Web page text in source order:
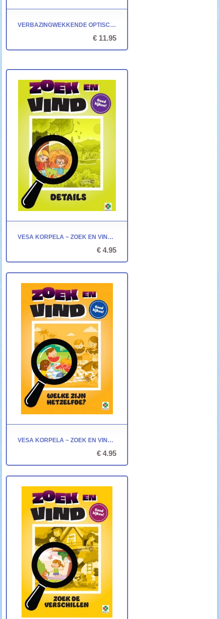
VERBAZINGWEKKENDE OPTISCHE ILLUSIES - DELTAS
€ 11.95
VESA KORPELA ~ ZOEK EN VIND: DETAILS
€ 4.95
VESA KORPELA ~ ZOEK EN VIND: WELKE ZIJN HETZELFDE?
€ 4.95